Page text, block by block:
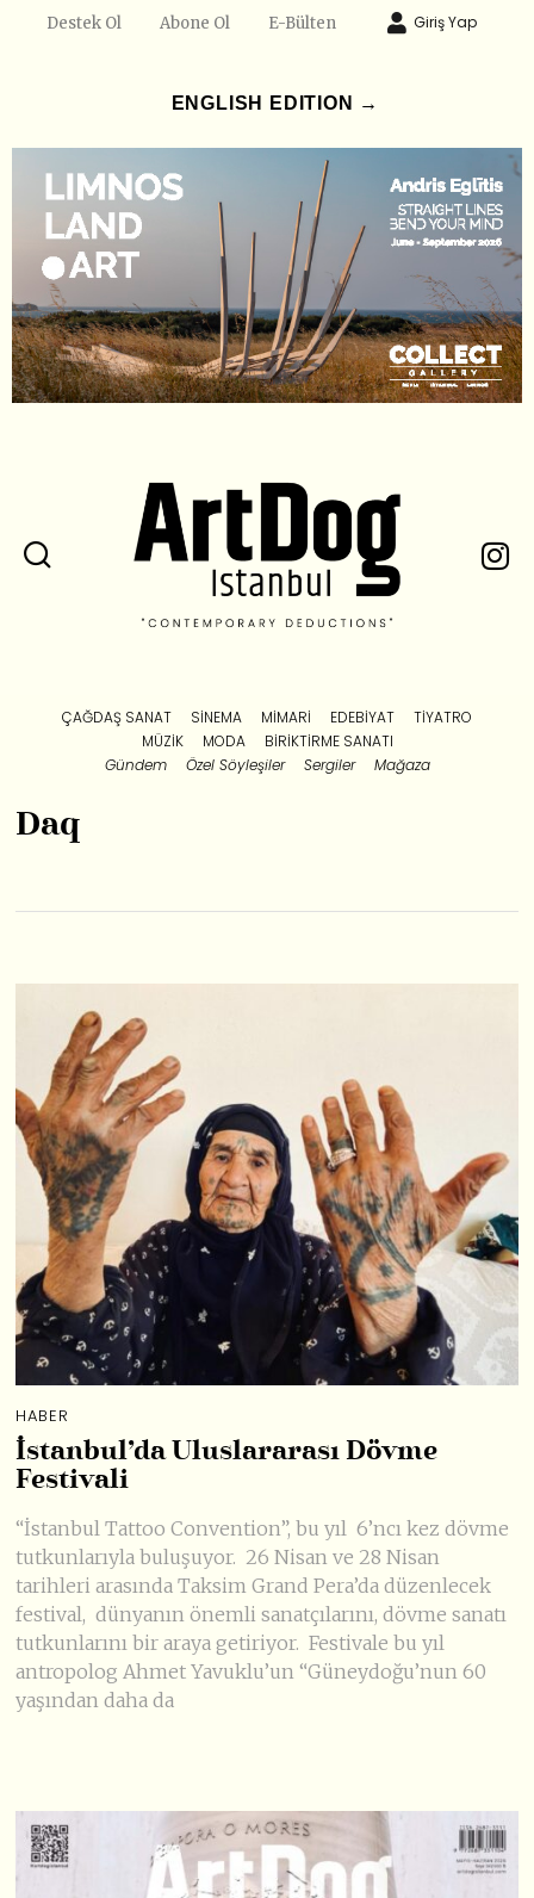
Destek Ol Abone Ol E-Bülten Giriş Yap
ENGLISH EDITION →
ÇAĞDAŞ SANAT SINEMA MIMARI EDEBIYAT
TIYATRO
MÜZIK
MODA
BIRIKTIRME SANATI
Gündem
Özel Söyleşiler Sergiler Mağaza
Daq
HABER
İstanbul’da Uluslararası Dövme
Festivali
“İstanbul Tattoo Convention”, bu yıl 6’ncı kez dövme
tutkunlarıyla buluşuyor. 26 Nisan ve 28 Nisan
tarihleri arasında Taksim Grand Pera’da düzenlecek
festival, dünyanın önemli sanatçılarını, dövme sanatı
tutkunlarını bir araya getiriyor. Festivale bu yıl
antropolog Ahmet Yavuklu’un “Güneydoğu’nun 60
yaşından daha da